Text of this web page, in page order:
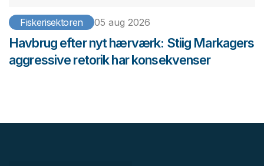
Fiskerisektoren 05 aug 2026
Havbrug efter nyt hærværk: Stiig Markagers
aggressive retorik har konsekvenser